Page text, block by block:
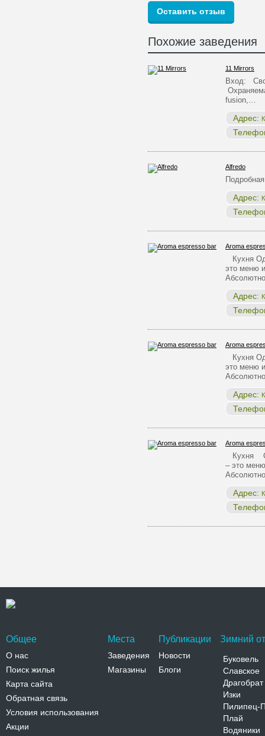
Похожие заведения
11 Mirrors
Вход:
fusion,…
Адрес:
Alfredo
Адрес:
Aroma
Кухня
это меню
Адрес:
Aroma
Кухня
это меню
Адрес:
Aroma
Кухня
– это
Адрес:
Общее
О нас
Поиск жилья
Карта сайта
Обратная связь
Условия использования
Акции
Места
Заведения
Магазины
Публикации
Новости
Блоги
Зимний
Буковель
Славское
Драгобрат
Изки
Пилипец-
Плай
Водяники